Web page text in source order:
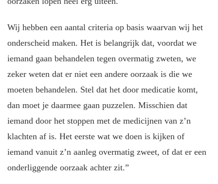
Wij hebben een aantal criteria op basis waarvan wij het
onderscheid maken. Het is belangrijk dat, voordat we
iemand gaan behandelen tegen overmatig zweten, we
zeker weten dat er niet een andere oorzaak is die we
moeten behandelen. Stel dat het door medicatie komt,
dan moet je daarmee gaan puzzelen. Misschien dat
iemand door het stoppen met de medicijnen van z’n
klachten af is. Het eerste wat we doen is kijken of
iemand vanuit z’n aanleg overmatig zweet, of dat er een
onderliggende oorzaak achter zit.”